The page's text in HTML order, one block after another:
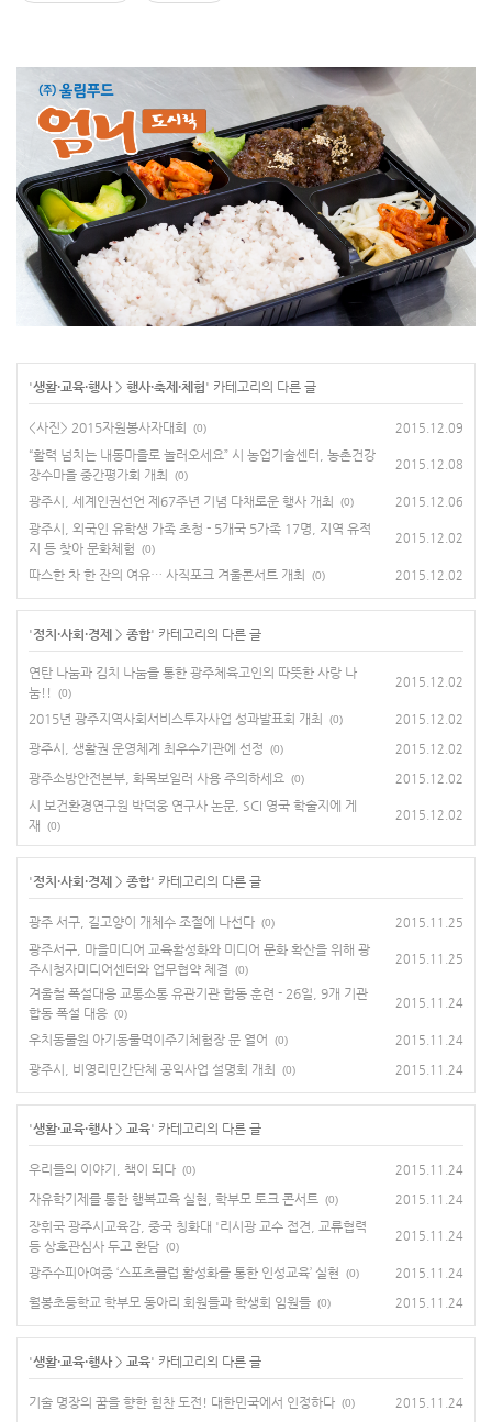
'생활·교육·행사> 행사·축제·체험' 카테고리의 다른 글
<사진> 2015자원봉사자대회 (0) 2015.12.09
“활력 넘치는 내동마을로 놀러오세요” 시 농업기술센터, 농촌건강
장수마을 중간평가회 개최
(0)
2015.12.08
광주시, 세계인권선언 제67주년 기념 다채로운 행사 개최 (0) 2015.12.06
광주시, 외국인 유학생 가족 초청 - 5개국 5가족 17명, 지역 유적
지 등 찾아 문화체험
(0)
2015.12.02
따스한 차 한 잔의 여유… 사직포크 겨울콘서트 개최 (0) 2015.12.02
'정치·사회·경제 > 종합' 카테고리의 다른 글
연탄 나눔과 김치 나눔을 통한 광주체육고인의 따뜻한 사랑 나
눔!!
(0)
2015.12.02
2015년 광주지역사회서비스투자사업 성과발표회 개최 (0) 2015.12.02
광주시, 생활권 운영체계 최우수기관에 선정 (0) 2015.12.02
광주소방안전본부, 화목보일러 사용 주의하세요 (0) 2015.12.02
시 보건환경연구원 박덕웅 연구사 논문, SCI 영국 학술지에 게
재
(0)
2015.12.02
'정치·사회·경제 > 종합' 카테고리의 다른 글
광주 서구, 길고양이 개체수 조절에 나선다 (0) 2015.11.25
광주서구, 마을미디어 교육활성화와 미디어 문화 확산을 위해 광
주시청자미디어센터와 업무협약 체결
(0)
2015.11.25
겨울철 폭설대응 교통소통 유관기관 합동 훈련 - 26일, 9개 기관
합동 폭설 대응 (0)
2015.11.24
우치동물원 아기동물먹이주기체험장 문 열어 (0) 2015.11.24
광주시, 비영리민간단체 공익사업 설명회 개최 (0) 2015.11.24
'생활·교육·행사> 교육' 카테고리의 다른 글
우리들의 이야기, 책이 되다 (0) 2015.11.24
자유학기제를 통한 행복교육 실현, 학부모 토크 콘서트 (0) 2015.11.24
장휘국 광주시교육감, 중국 칭화대 '리시광 교수 접견, 교류협력
등 상호관심사 두고 환담 (0)
2015.11.24
광주수피아여중 ‘스포츠클럽 활성화를 통한 인성교육’ 실현 (0) 2015.11.24
월봉초등학교 학부모 동아리 회원들과 학생회 임원들 (0) 2015.11.24
'생활·교육·행사> 교육' 카테고리의 다른 글
기술 명장의 꿈을 향한 힘찬 도전! 대한민국에서 인정하다 (0) 2015.11.24